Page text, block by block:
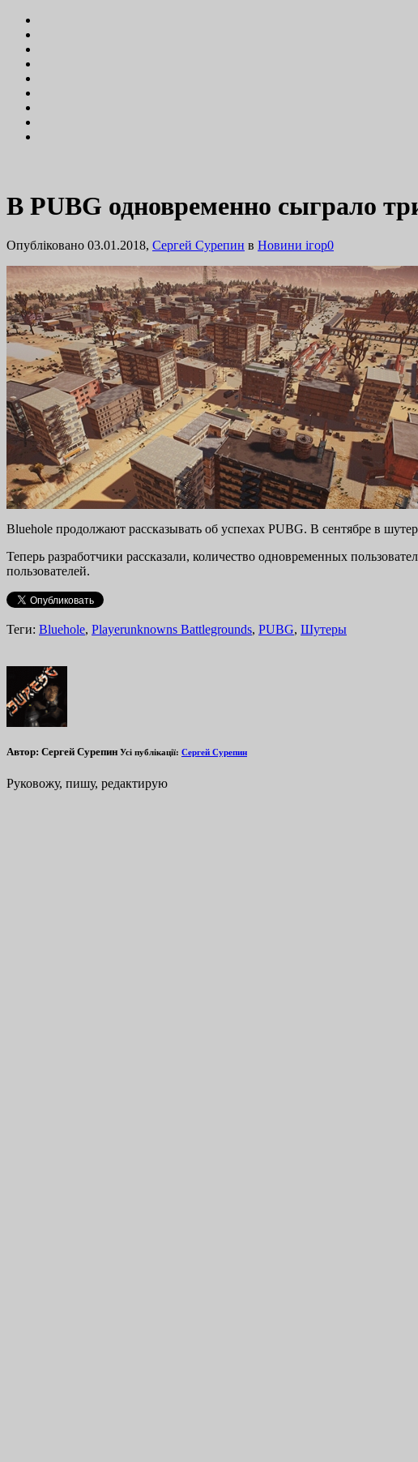
В PUBG одновременно сыграло
Опубліковано 03.01.2018, Сергей Сурепин в Новини ігор0
Bluehole продолжают рассказывать об успехах PUBG. В сентябре в
Теперь разработчики рассказали, количество одновременных
пользователей.
Теги: Bluehole, Playerunknowns Battlegrounds, PUBG, Шутеры
Автор: Сергей Сурепин Усі публікації: Сергей Сурепин
Руковожу, пишу, редактирую